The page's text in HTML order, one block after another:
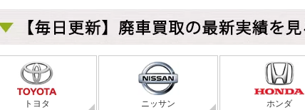
トヨタ ニッサン ホンダ